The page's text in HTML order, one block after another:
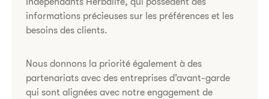
informations précieuses sur les préférences et les
besoins des clients.
Nous donnons la priorité également à des
partenariats avec des entreprises d’avant-garde
qui sont alignées avec notre engagement de